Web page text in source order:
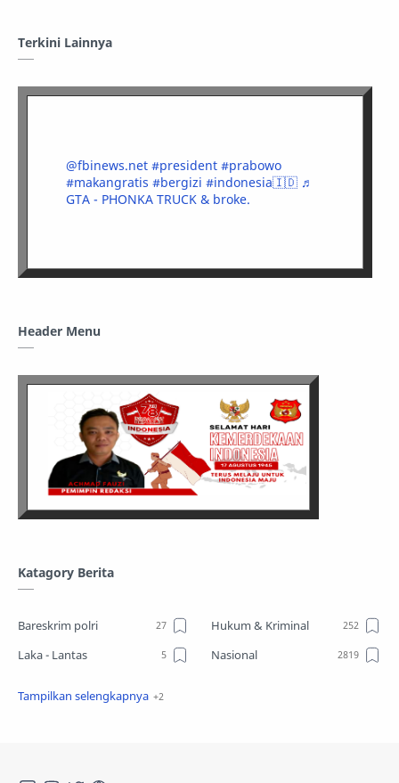
Terkini Lainnya
@fbinews.net #president #prabowo
#makangratis #bergizi #indonesia🇮🇩 ♬
GTA - PHONKA TRUCK & broke.
Header Menu
Katagory Berita
Bareskrim polri
Hukum & Kriminal
Laka - Lantas
Nasional